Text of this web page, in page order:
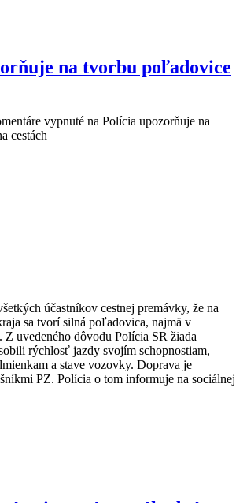
na tvorbu poľadovice
vypnuté na Polícia upozorňuje na
cestách
účastníkov cestnej premávky, že na
sa tvorí silná poľadovica, najmä v
Z uvedeného dôvodu Polícia SR žiada
rýchlosť jazdy svojím schopnostiam,
a stave vozovky. Doprava je
PZ. Polícia o tom informuje na sociálnej